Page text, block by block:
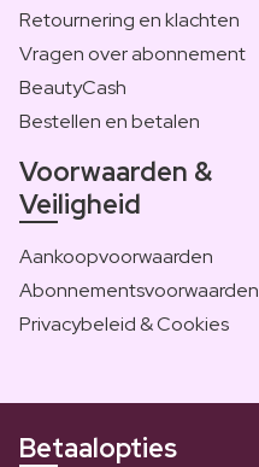
Retournering en klachten
Vragen over abonnement
BeautyCash
Bestellen en betalen
Voorwaarden &
Veiligheid
Aankoopvoorwaarden
Abonnementsvoorwaarden
Privacybeleid & Cookies
Betaalopties